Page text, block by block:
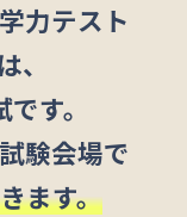
力テスト
は、
す。
験会場で
ます。